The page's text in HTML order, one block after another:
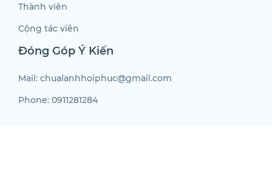
Thành viên
Cộng tác viên
Đóng Góp Ý Kiến
Mail: chualanhhoiphuc@gmail.com
Phone: 0911281284